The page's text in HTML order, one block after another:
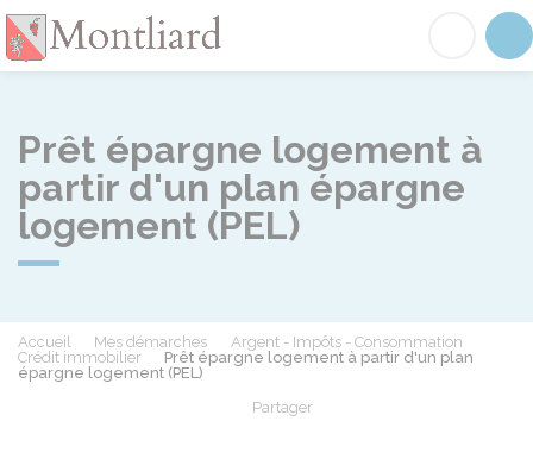
Prêt épargne logement à
partir d'un plan épargne
logement (PEL)
Accueil Mes démarches
Argent - Impôts - Consommation
Crédit immobilier
Prêt épargne logement à partir d'un plan
épargne logement (PEL)
Partager